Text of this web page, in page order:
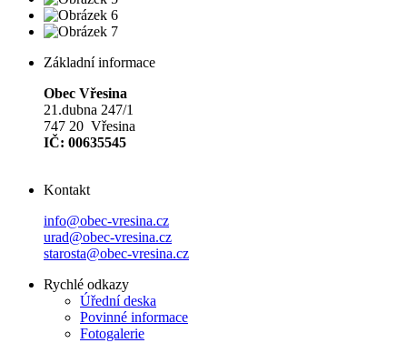
Základní informace
Obec Vřesina
21.dubna 247/1
747 20 Vřesina
IČ: 00635545
Kontakt
info@obec-vresina.cz
urad@obec-vresina.cz
starosta@obec-vresina.cz
Rychlé odkazy
Úřední deska
Povinné informace
Fotogalerie